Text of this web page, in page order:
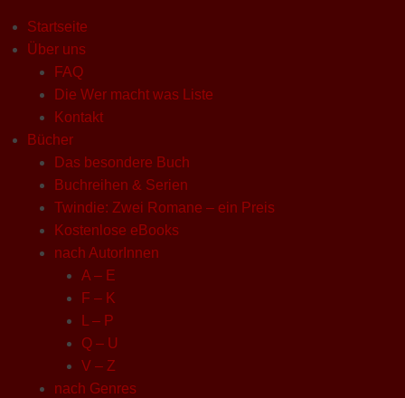
Startseite
Über uns
FAQ
Die Wer macht was Liste
Kontakt
Bücher
Das besondere Buch
Buchreihen & Serien
Twindie: Zwei Romane – ein Preis
Kostenlose eBooks
nach AutorInnen
A – E
F – K
L – P
Q – U
V – Z
nach Genres